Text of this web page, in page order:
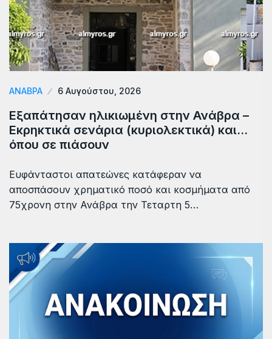
ΑΝΆΒΡΑ 6 Αυγούστου, 2026
Εξαπάτησαν ηλικιωμένη στην Ανάβρα –
Εκρηκτικά σενάρια (κυριολεκτικά) και…
όπου σε πιάσουν
Ευφάνταστοι απατεώνες κατάφεραν να
αποσπάσουν χρηματικό ποσό και κοσμήματα από
75χρονη στην Ανάβρα την Τεταρτη 5…